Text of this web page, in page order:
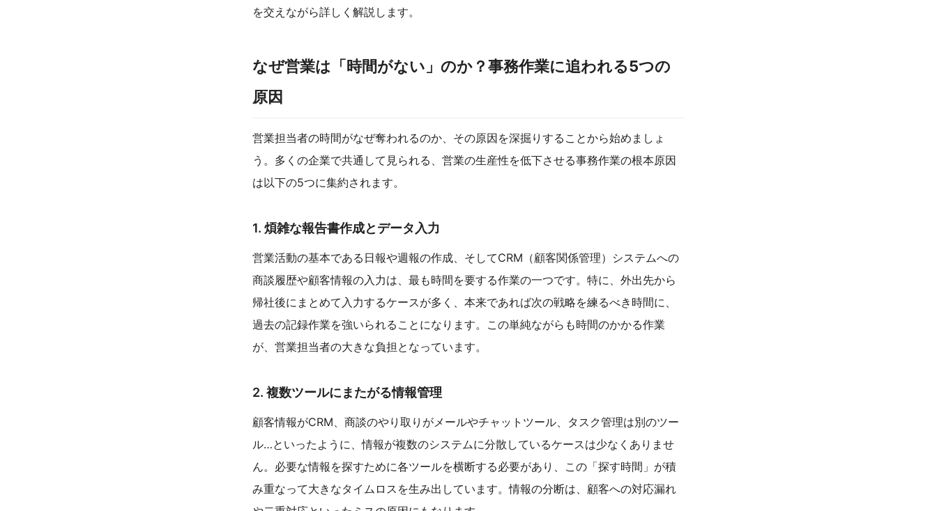
を交えながら詳しく解説します。
なぜ営業は「時間がない」のか？事務作業に追われる5つの
原因
営業担当者の時間がなぜ奪われるのか、その原因を深掘りすることから始めましょ
う。多くの企業で共通して見られる、営業の生産性を低下させる事務作業の根本原因
は以下の5つに集約されます。
1. 煩雑な報告書作成とデータ入力
営業活動の基本である日報や週報の作成、そしてCRM（顧客関係管理）システムへの
商談履歴や顧客情報の入力は、最も時間を要する作業の一つです。特に、外出先から
帰社後にまとめて入力するケースが多く、本来であれば次の戦略を練るべき時間に、
過去の記録作業を強いられることになります。この単純ながらも時間のかかる作業
が、営業担当者の大きな負担となっています。
2. 複数ツールにまたがる情報管理
顧客情報がCRM、商談のやり取りがメールやチャットツール、タスク管理は別のツー
ル…といったように、情報が複数のシステムに分散しているケースは少なくありませ
ん。必要な情報を探すために各ツールを横断する必要があり、この「探す時間」が積
み重なって大きなタイムロスを生み出しています。情報の分断は、顧客への対応漏れ